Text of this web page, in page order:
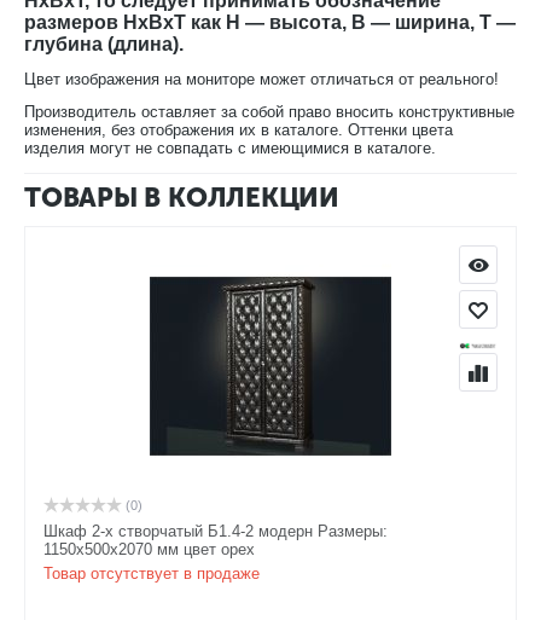
размеров HxBxT как H — высота, B — ширина, T —
глубина (длина).
Цвет изображения на мониторе может отличаться от реального!
Производитель оставляет за собой право вносить конструктивные
изменения, без отображения их в каталоге. Оттенки цвета
изделия могут не совпадать с имеющимися в каталоге.
ТОВАРЫ В КОЛЛЕКЦИИ
(0)
Шкаф 2-х створчатый Б1.4-2 модерн Размеры:
1150х500х2070 мм цвет орех
Товар отсутствует в продаже